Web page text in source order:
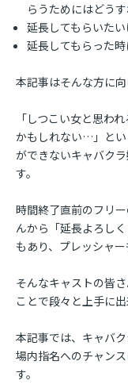
らうためにはどう
延長してもらいた
延長してもらった
本記事はそんな方に向
「しつこい女と思わ
かもしれない…」とい
ができないキャバク
す。
時間終了直前のフリ
んから「延長よろし
もあり、プレッシャー
そんなキャストの皆
ことで段々と上手に
本記事では、キャバ
場内指名へのチャン
す。